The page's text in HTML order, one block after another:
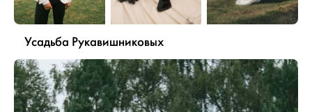
Усадьба Рукавишниковых